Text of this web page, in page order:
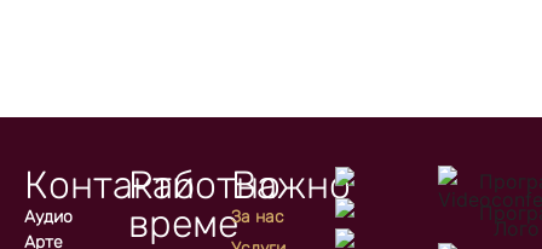
Контакти
Аудио
Арте
Работно
време
Важно
За нас